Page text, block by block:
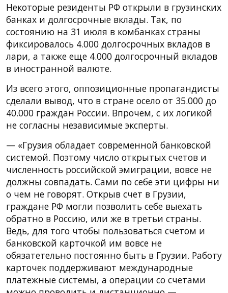
Некоторые резиденты РФ открыли в грузинских
банках и долгосрочные вклады. Так, по
состоянию на 31 июля в комбанках страны
фиксировалось 4.000 долгосрочных вкладов в
лари, а также еще 4.000 долгосрочный вкладов
в иностранной валюте.
Из всего этого, оппозиционные пропагандисты
сделали вывод, что в стране осело от 35.000 до
40.000 граждан России. Впрочем, с их логикой
не согласны независимые эксперты.
— «Грузия обладает современной банковской
системой. Поэтому число открытых счетов и
численность российской эмиграции, вовсе не
должны совпадать. Сами по себе эти цифры ни
о чем не говорят. Открыв счет в Грузии,
граждане РФ могли позволить себе выехать
обратно в Россию, или же в третьи страны.
Ведь, для того чтобы пользоваться счетом и
банковской карточкой им вовсе не
обязатетельно постоянно быть в Грузии. Работу
карточек поддерживают международные
платежные системы, а операции со счетами